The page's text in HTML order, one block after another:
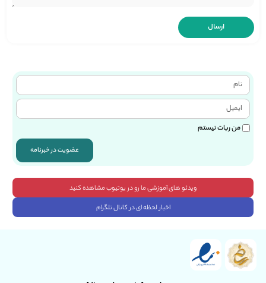
من ربات نیستم
عضویت در خبرنامه
ویدئو های آموزشی ما رو در یوتیوب مشاهده کنید
اخبار لحظه ای در کانال تلگرام